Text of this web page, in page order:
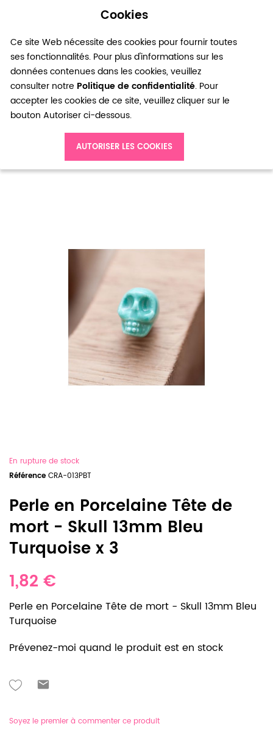
Cookies
Ce site Web nécessite des cookies pour fournir toutes
ses fonctionnalités. Pour plus d'informations sur les
données contenues dans les cookies, veuillez
consulter notre Politique de confidentialité. Pour
accepter les cookies de ce site, veuillez cliquer sur le
bouton Autoriser ci-dessous.
AUTORISER LES COOKIES
0
Perle en Porcelaine Tête de mort - Skull 13mm Bleu Turquoise x 3
En rupture de stock
Référence CRA-013PBT
Perle en Porcelaine Tête de
mort - Skull 13mm Bleu
Turquoise x 3
1,82 €
Perle en Porcelaine Tête de mort - Skull 13mm Bleu
Turquoise
Prévenez-moi quand le produit est en stock
Soyez le premier à commenter ce produit